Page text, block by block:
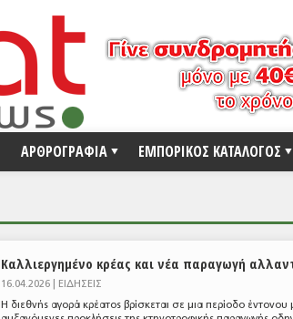
ΑΡΘΡΟΓΡΑΦΙΑ ΕΜΠΟΡΙΚΟΣ ΚΑΤΑΛΟΓΟΣ
Καλλιεργημένο κρέας και νέα παραγωγή
16.04.2026 | ΕΙΔΗΣΕΙΣ
Η διεθνής αγορά κρέατος βρίσκεται σε μια περίοδο